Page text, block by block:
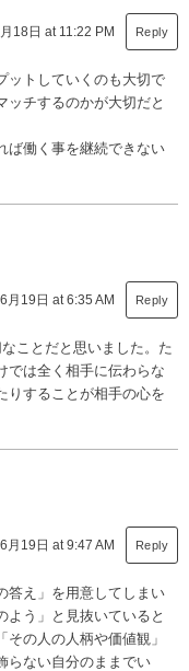
18日 at 11:22 PM Reply
ットしていくのも大切で
ッチするのかが大切だと
ば働く事を継続できない
月19日 at 6:35 AM Reply
ことだと思いました。た
では全く相手に伝わらな
りすることが相手の心を
月19日 at 9:47 AM Reply
答え」を用意してしまい
よう」と見抜いていると
の人の人柄や価値観」
らない自分のままでい